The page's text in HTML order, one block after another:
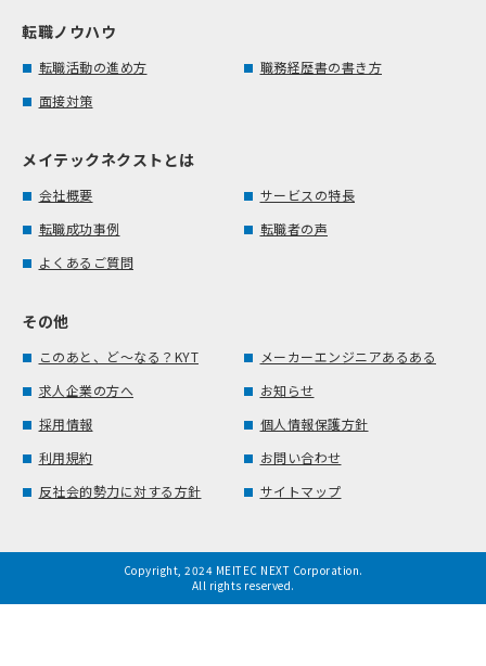
転職ノウハウ
転職活動の進め方
職務経歴書の書き方
面接対策
メイテックネクストとは
会社概要
サービスの特長
転職成功事例
転職者の声
よくあるご質問
その他
このあと、ど～なる？KYT
メーカーエンジニアあるある
求人企業の方へ
お知らせ
採用情報
個人情報保護方針
利用規約
お問い合わせ
反社会的勢力に対する方針
サイトマップ
Copyright, 2024 MEITEC NEXT Corporation.
All rights reserved.